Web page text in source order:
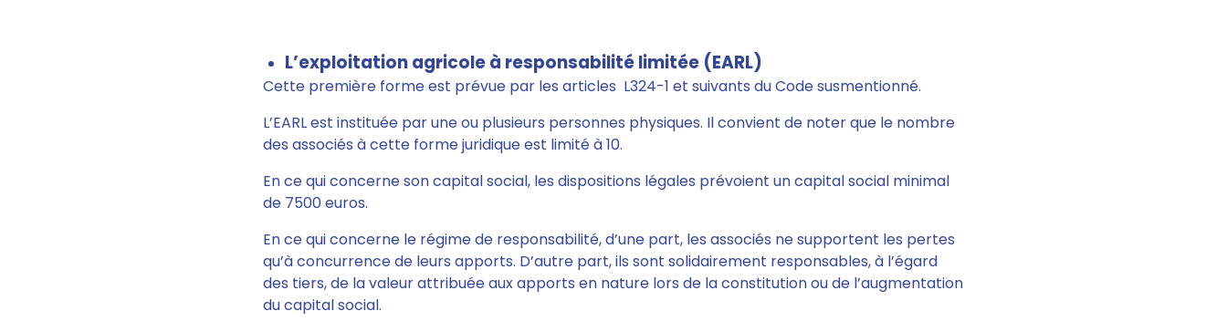
L’exploitation agricole à responsabilité limitée (EARL)
Cette première forme est prévue par les articles L324-1 et suivants du Code susmentionné.
L’EARL est instituée par une ou plusieurs personnes physiques. Il convient de noter que le nombre
des associés à cette forme juridique est limité à 10.
En ce qui concerne son capital social, les dispositions légales prévoient un capital social minimal
de 7500 euros.
En ce qui concerne le régime de responsabilité, d’une part, les associés ne supportent les pertes
qu’à concurrence de leurs apports. D’autre part, ils sont solidairement responsables, à l’égard
des tiers, de la valeur attribuée aux apports en nature lors de la constitution ou de l’augmentation
du capital social.